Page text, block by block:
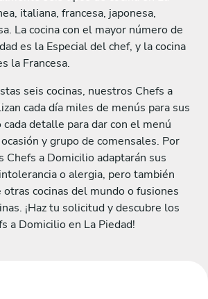
italiana, francesa, japonesa,
La cocina con el mayor número de
es la Especial del chef, y la cocina
la Francesa.
seis cocinas, nuestros Chefs a
cada día miles de menús para sus
detalle para dar con el menú
y grupo de comensales. Por
Chefs a Domicilio adaptarán sus
o alergia, pero también
cocinas del mundo o fusiones
¡Haz tu solicitud y descubre los
a Domicilio en La Piedad!